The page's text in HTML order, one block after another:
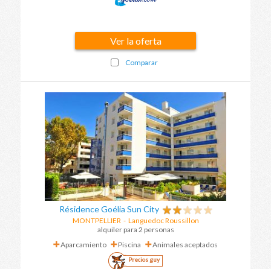
Ver la oferta
Comparar
Résidence Goélia Sun City
MONTPELLIER - Languedoc Roussillon
alquiler para 2 personas
Aparcamiento
Piscina Animales aceptados
Precios guy